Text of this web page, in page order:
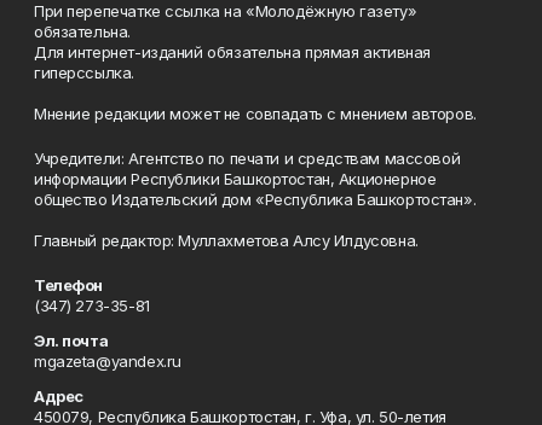
При перепечатке ссылка на «Молодёжную газету»
обязательна.
Для интернет-изданий обязательна прямая активная
гиперссылка.
Мнение редакции может не совпадать с мнением авторов.
Учредители: Агентство по печати и средствам массовой
информации Республики Башкортостан, Акционерное
общество Издательский дом «Республика Башкортостан».
Главный редактор: Муллахметова Алсу Илдусовна.
Телефон
(347) 273-35-81
Эл. почта
mgazeta@yandex.ru
Адрес
450079, Республика Башкортостан, г. Уфа, ул. 50-летия